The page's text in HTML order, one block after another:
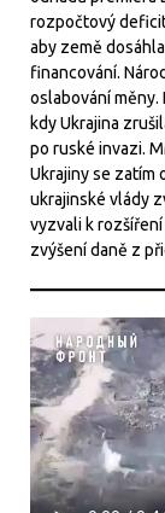
rozpočtový
aby země
financování.
oslabování měny.
kdy Ukrajina
po ruské invazi.
Ukrajiny se zatím
ukrajinské vlády
vyzvali k
zvýšení daně z